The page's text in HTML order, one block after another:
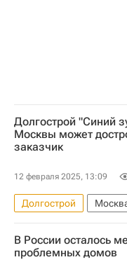
Долгострой "Синий
Москвы может
заказчик
12 февраля 2025, 13:09
Долгострой
Карен Оганесян
В России осталось
проблемных домов